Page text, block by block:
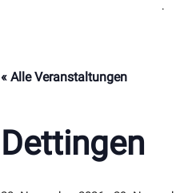
« Alle Veranstaltungen
Dettingen